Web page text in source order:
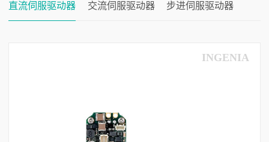
直流伺服驱动器 交流伺服驱动器 步进伺服驱动器
INGENIA